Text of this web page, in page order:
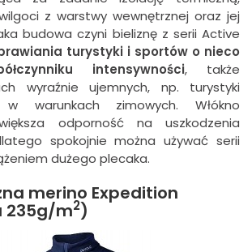
z warstwy wewnętrznej oraz jej
budowa czyni bieliznę z serii Active
turystyki i sportów o nieco
intensywności, także
wyraźnie ujemnych, np. turystyki
w warunkach zimowych. Włókno
odporność na uszkodzenia
spokojnie można używać serii
dużego plecaka.
merino Expedition
235g/m2)